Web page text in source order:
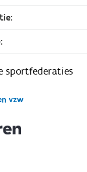
sportfederaties
vzw